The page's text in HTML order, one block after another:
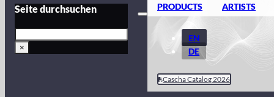
Seite durchsuchen
×
PRODUCTS ARTISTS
EN
DE
Cascha Catalog 2026